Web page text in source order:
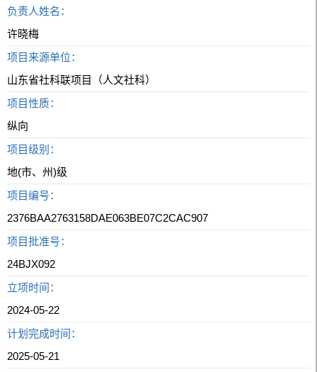
负责人姓名：
许晓梅
项目来源单位：
山东省社科联项目（人文社科）
项目性质：
纵向
项目级别：
地(市、州)级
项目编号：
2376BAA2763158DAE063BE07C2CAC907
项目批准号：
24BJX092
立项时间：
2024-05-22
计划完成时间：
2025-05-21